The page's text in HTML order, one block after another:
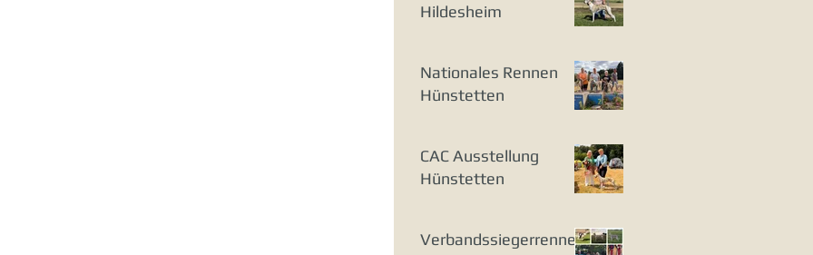
Hildesheim
Nationales Rennen
Hünstetten
CAC Ausstellung
Hünstetten
Verbandssiegerrennen